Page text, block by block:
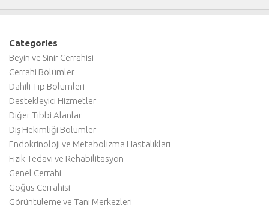
Categories
Beyin ve Sinir Cerrahisi
Cerrahi Bölümler
Dahili Tıp Bölümleri
Destekleyici Hizmetler
Diğer Tıbbi Alanlar
Diş Hekimliği Bölümler
Endokrinoloji ve Metabolizma Hastalıkları
Fizik Tedavi ve Rehabilitasyon
Genel Cerrahi
Göğüs Cerrahisi
Görüntüleme ve Tanı Merkezleri